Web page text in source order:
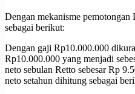
Dengan mekanisme pemotongan
sebagai berikut:
Dengan gaji Rp10.000.000
Rp10.000.000 yang menjadi
neto sebulan Retto sebesar Rp
neto setahun dihitung sebagai